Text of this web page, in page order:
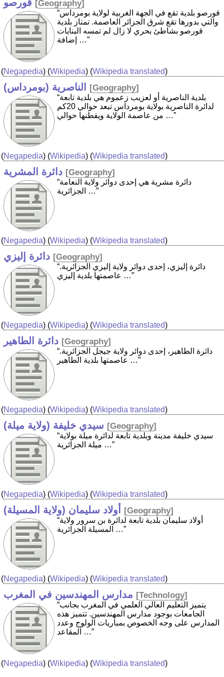
قورصو [Geography]
“قورصو بلدية تقع في الجهة الغربية لولاية بومرداس
والتي بدورها تقع شرق الجزائر العاصمة. تمتاز بلدية
قورصو بشاطئ بحري لا زال لم تمسه البنايات
إضافة …”
(Negapedia) (Wikipedia) (Wikipedia translated)
الناصرية (بومرداس) [Geography]
“بلدية الناصرية أو لعزيب زعموم هي بلدية تابعة
لدائرة الناصرية بولاية بومرداس تبعد حوالي 20كم
من عاصمة الولاية ويقطنها حوالي …”
(Negapedia) (Wikipedia) (Wikipedia translated)
دائرة المشرية [Geography]
“دائرة مشرية هي إحدى دوائر ولاية النعامة
الجزائرية …”
(Negapedia) (Wikipedia) (Wikipedia translated)
دائرة إليزي [Geography]
“دائرة إليزي، إحدى دوائر ولاية إليزي الجزائرية.
عاصمتها بلدية إليزي …”
(Negapedia) (Wikipedia) (Wikipedia translated)
دائرة الطاهير [Geography]
“دائرة الطاهير، إحدى دوائر ولاية جيجل الجزائرية.
عاصمتها بلدية الطاهير …”
(Negapedia) (Wikipedia) (Wikipedia translated)
سيدي خليفة (ولاية ميلة) [Geography]
“سيدي خليفة مدينة وبلدية تابعة لدائرة ميلة بولاية
ميلة الجزائرية …”
(Negapedia) (Wikipedia) (Wikipedia translated)
أولاد سليمان (ولاية المسيلة) [Geography]
“أولاد سليمان بلدية تابعة لدائرة بن سرور ولاية
المسيلة الجزائرية …”
(Negapedia) (Wikipedia) (Wikipedia translated)
مدارس المهندسين في المغرب [Technology]
“يتميز التعليم العالي العلمي في المغرب بجانب
الجامعات بوجود مدارس المهندسين. تتميز هذه
المدارس على وجه الخصوص بمباريات الولوج وعدد
المقاعد …”
(Negapedia) (Wikipedia) (Wikipedia translated)